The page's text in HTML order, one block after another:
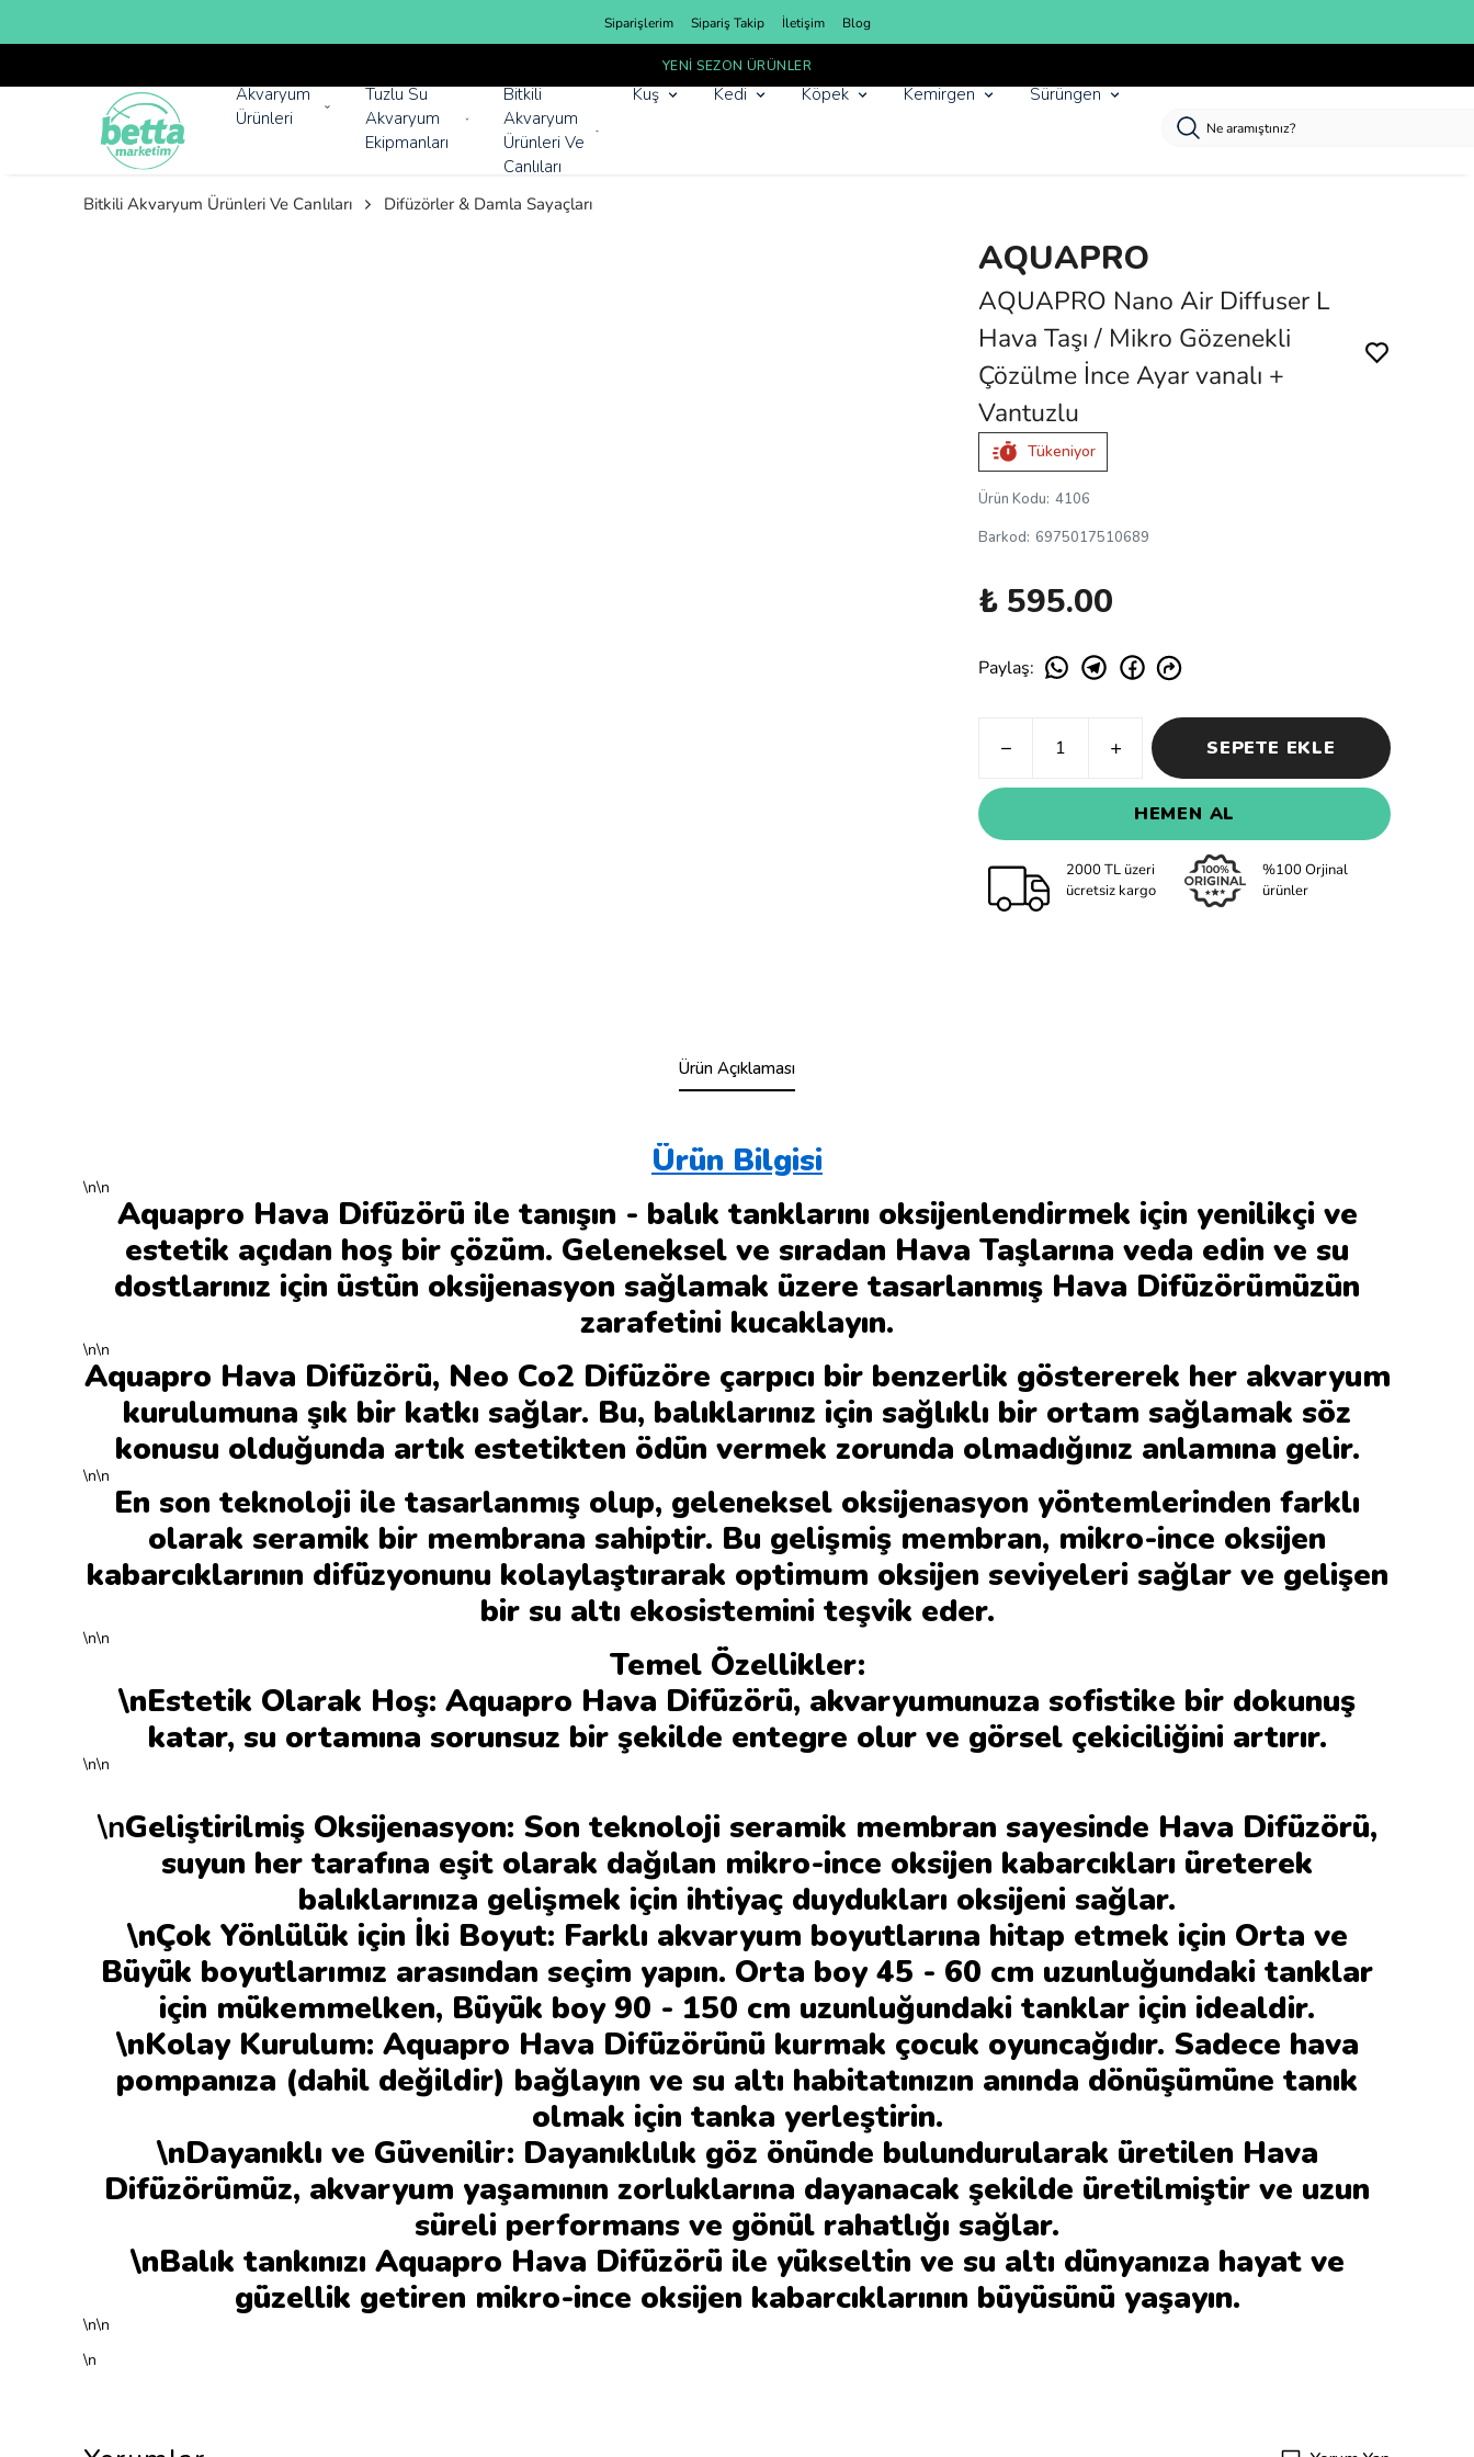
Siparişlerim Sipariş Takip İletişim Blog
YENI SEZON ÜRÜNLER
Akvaryum
Ürünleri
Tuzlu Su
Akvaryum
Ekipmanları
Bitkili
Akvaryum
Ürünleri Ve
Canlıları
Kuş Kedi Köpek Kemirgen Sürüngen
Bitkili Akvaryum Ürünleri Ve Canlıları Difüzörler & Damla Sayaçları
AQUAPRO
AQUAPRO Nano Air Diffuser L
Hava Taşı / Mikro Gözenekli
Çözülme İnce Ayar vanalı +
Vantuzlu
Tükeniyor
Ürün Kodu: 4106
Barkod: 6975017510689
₺ 595.00
Paylaş:
SEPETE EKLE
HEMEN AL
2000 TL üzeri
ücretsiz kargo
%100 Orjinal
ürünler
Ürün Açıklaması
Ürün Bilgisi
\n\n
Aquapro Hava Difüzörü ile tanışın - balık tanklarını oksijenlendirmek için yenilikçi ve
estetik açıdan hoş bir çözüm. Geleneksel ve sıradan Hava Taşlarına veda edin ve su
dostlarınız için üstün oksijenasyon sağlamak üzere tasarlanmış Hava Difüzörümüzün
zarafetini kucaklayın.
\n\n
Aquapro Hava Difüzörü, Neo Co2 Difüzöre çarpıcı bir benzerlik göstererek her akvaryum
kurulumuna şık bir katkı sağlar. Bu, balıklarınız için sağlıklı bir ortam sağlamak söz
konusu olduğunda artık estetikten ödün vermek zorunda olmadığınız anlamına gelir.
\n\n
En son teknoloji ile tasarlanmış olup, geleneksel oksijenasyon yöntemlerinden farklı
olarak seramik bir membrana sahiptir. Bu gelişmiş membran, mikro-ince oksijen
kabarcıklarının difüzyonunu kolaylaştırarak optimum oksijen seviyeleri sağlar ve gelişen
bir su altı ekosistemini teşvik eder.
\n\n
Temel Özellikler:
\nEstetik Olarak Hoş: Aquapro Hava Difüzörü, akvaryumunuza sofistike bir dokunuş
katar, su ortamına sorunsuz bir şekilde entegre olur ve görsel çekiciliğini artırır.
\n\n
\nGeliştirilmiş Oksijenasyon: Son teknoloji seramik membran sayesinde Hava Difüzörü,
suyun her tarafına eşit olarak dağılan mikro-ince oksijen kabarcıkları üreterek
balıklarınıza gelişmek için ihtiyaç duydukları oksijeni sağlar.
\nÇok Yönlülük için İki Boyut: Farklı akvaryum boyutlarına hitap etmek için Orta ve
Büyük boyutlarımız arasından seçim yapın. Orta boy 45 - 60 cm uzunluğundaki tanklar
için mükemmelken, Büyük boy 90 - 150 cm uzunluğundaki tanklar için idealdir.
\nKolay Kurulum: Aquapro Hava Difüzörünü kurmak çocuk oyuncağıdır. Sadece hava
pompanıza (dahil değildir) bağlayın ve su altı habitatınızın anında dönüşümüne tanık
olmak için tanka yerleştirin.
\nDayanıklı ve Güvenilir: Dayanıklılık göz önünde bulundurularak üretilen Hava
Difüzörümüz, akvaryum yaşamının zorluklarına dayanacak şekilde üretilmiştir ve uzun
süreli performans ve gönül rahatlığı sağlar.
\nBalık tankınızı Aquapro Hava Difüzörü ile yükseltin ve su altı dünyanıza hayat ve
güzellik getiren mikro-ince oksijen kabarcıklarının büyüsünü yaşayın.
\n\n
\n